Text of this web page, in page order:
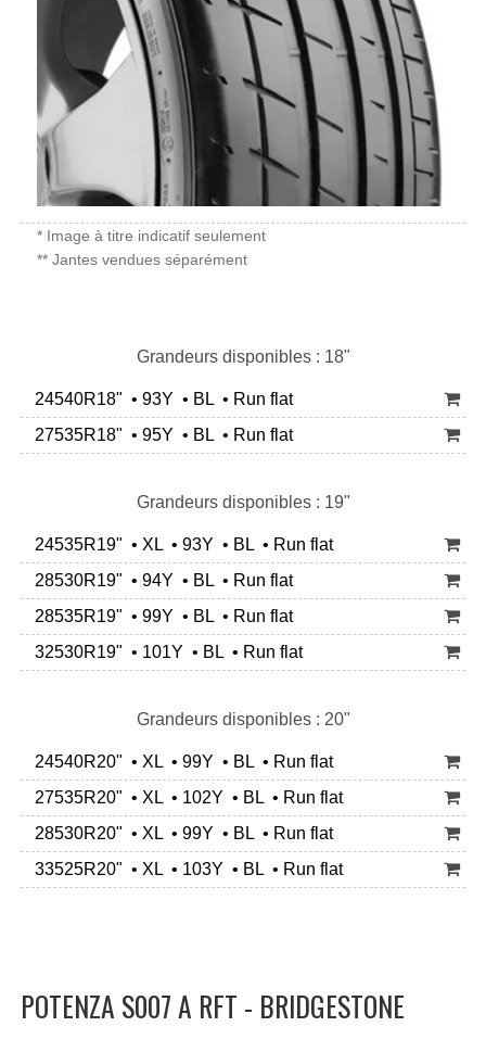
* Image à titre indicatif seulement
** Jantes vendues séparément
Grandeurs disponibles : 18"
24540R18" • 93Y • BL • Run flat
27535R18" • 95Y • BL • Run flat
Grandeurs disponibles : 19"
24535R19" • XL • 93Y • BL • Run flat
28530R19" • 94Y • BL • Run flat
28535R19" • 99Y • BL • Run flat
32530R19" • 101Y • BL • Run flat
Grandeurs disponibles : 20"
24540R20" • XL • 99Y • BL • Run flat
27535R20" • XL • 102Y • BL • Run flat
28530R20" • XL • 99Y • BL • Run flat
33525R20" • XL • 103Y • BL • Run flat
POTENZA S007 A RFT - BRIDGESTONE